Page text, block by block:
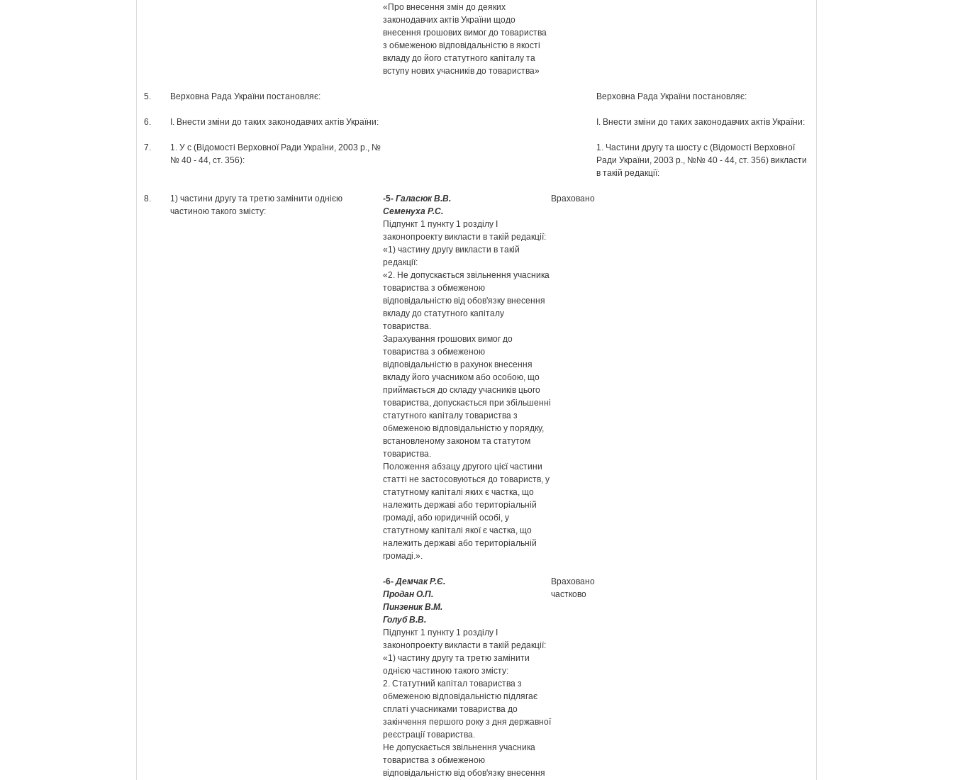
«Про внесення змін до деяких
законодавчих актів України щодо
внесення грошових вимог до товариства
з обмеженою відповідальністю в якості
вкладу до його статутного капіталу та
вступу нових учасників до товариства»
5. Верховна Рада України постановляє: Верховна Рада України постановляє:
6. І. Внести зміни до таких законодавчих актів України: І. Внести зміни до таких законодавчих актів України:
7.
1. У с (Відомості Верховної Ради України, 2003 р., №
№ 40 - 44, ст. 356):
1. Частини другу та шосту с (Відомості Верховної
Ради України, 2003 р., №№ 40 - 44, ст. 356) викласти
в такій редакції:
8.
1) частини другу та третю замінити однією
частиною такого змісту:
-5- Галасюк В.В.
Семенуха Р.С.
Підпункт 1 пункту 1 розділу І
законопроекту викласти в такій редакції:
«1) частину другу викласти в такій
редакції:
«2. Не допускається звільнення учасника
товариства з обмеженою
відповідальністю від обов'язку внесення
вкладу до статутного капіталу
товариства.
Зарахування грошових вимог до
товариства з обмеженою
відповідальністю в рахунок внесення
вкладу його учасником або особою, що
приймається до складу учасників цього
товариства, допускається при збільшенні
статутного капіталу товариства з
обмеженою відповідальністю у порядку,
встановленому законом та статутом
товариства.
Положення абзацу другого цієї частини
статті не застосовуються до товариств, у
статутному капіталі яких є частка, що
належить державі або територіальній
громаді, або юридичній особі, у
статутному капіталі якої є частка, що
належить державі або територіальній
громаді.».
Враховано
-6-Демчак Р.Є.
Продан О.П.
Пинзеник В.М.
Голуб В.В.
Підпункт 1 пункту 1 розділу І
законопроекту викласти в такій редакції:
«1) частину другу та третю замінити
однією частиною такого змісту:
2. Статутний капітал товариства з
обмеженою відповідальністю підлягає
сплаті учасниками товариства до
закінчення першого року з дня державної
реєстрації товариства.
Не допускається звільнення учасника
товариства з обмеженою
відповідальністю від обов'язку внесення
Враховано
частково